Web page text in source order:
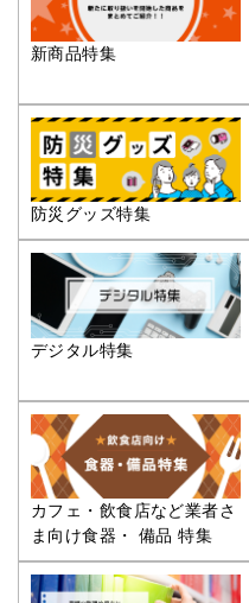
新商品特集
防災グッズ特集
デジタル特集
カフェ・飲食店など業者さ
ま向け食器・ 備品 特集